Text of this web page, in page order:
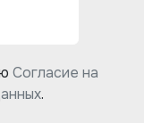
Согласие на
.